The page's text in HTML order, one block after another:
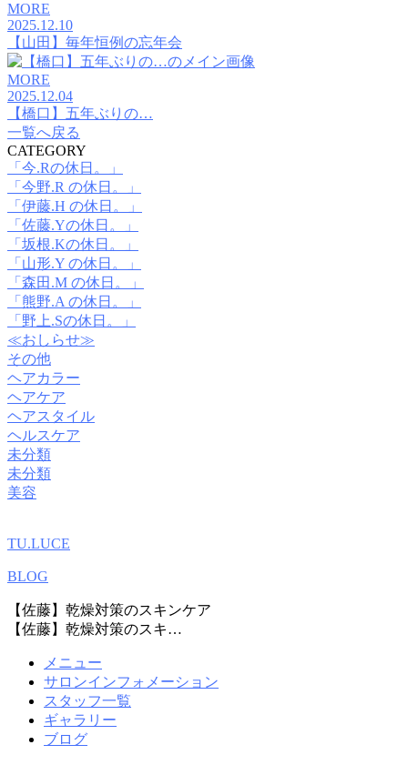
MORE
2025.12.10
【山田】毎年恒例の忘年会
MORE
2025.12.04
【橋口】五年ぶりの…
一覧へ戻る
CATEGORY
「今.Rの休日。」
「今野.R の休日。」
「伊藤.H の休日。」
「佐藤.Yの休日。」
「坂根.Kの休日。」
「山形.Y の休日。」
「森田.M の休日。」
「熊野.A の休日。」
「野上.Sの休日。」
≪おしらせ≫
その他
ヘアカラー
ヘアケア
ヘアスタイル
ヘルスケア
未分類
未分類
美容
TU.LUCE
BLOG
【佐藤】乾燥対策のスキンケア
【佐藤】乾燥対策のスキ…
メニュー
サロンインフォメーション
スタッフ一覧
ギャラリー
ブログ